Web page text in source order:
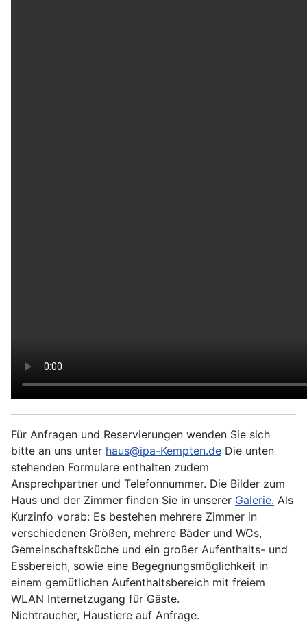
Für Anfragen und Reservierungen wenden Sie sich
bitte an uns unter haus@ipa-Kempten.de Die unten
stehenden Formulare enthalten zudem
Ansprechpartner und Telefonnummer. Die Bilder zum
Haus und der Zimmer finden Sie in unserer Galerie. Als
Kurzinfo vorab: Es bestehen mehrere Zimmer in
verschiedenen Größen, mehrere Bäder und WCs,
Gemeinschaftsküche und ein großer Aufenthalts- und
Essbereich, sowie eine Begegnungsmöglichkeit in
einem gemütlichen Aufenthaltsbereich mit freiem
WLAN Internetzugang für Gäste.
Nichtraucher, Haustiere auf Anfrage.